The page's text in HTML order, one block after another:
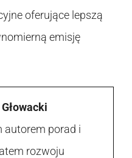
oferujące lepszą
emisję
autorem porad i
rozwoju